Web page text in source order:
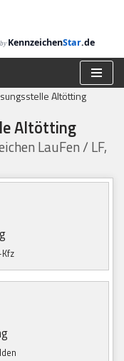
KennzeichenStar.de
Altötting
Altötting
LauFen / LF,